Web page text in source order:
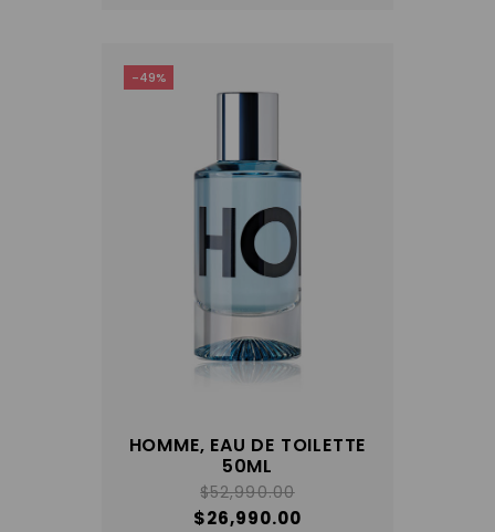
-49%
HOMME, EAU DE TOILETTE
50ML
$52,990.00
$26,990.00